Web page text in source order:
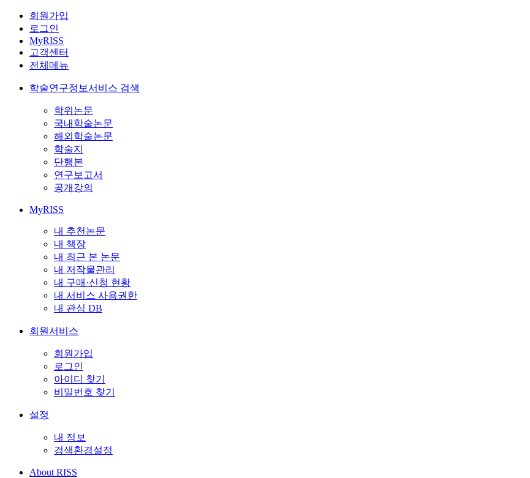
회원가입
로그인
MyRISS
고객센터
전체메뉴
학술연구정보서비스 검색
학위논문
국내학술논문
해외학술논문
학술지
단행본
연구보고서
공개강의
MyRISS
내 추천논문
내 책장
내 최근 본 논문
내 저작물관리
내 구매·신청 현황
내 서비스 사용권한
내 관심 DB
회원서비스
회원가입
로그인
아이디 찾기
비밀번호 찾기
설정
내 정보
검색환경설정
About RISS